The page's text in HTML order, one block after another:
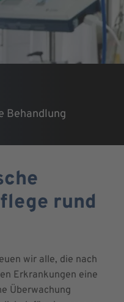
Behandlung
rund
wir alle, die nach
Erkrankungen eine
Überwachung